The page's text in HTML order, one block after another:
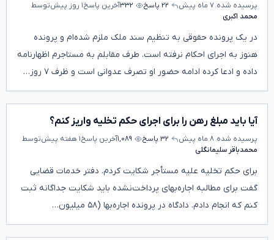
پرسیده شده ۷ ماه پیش ۲۲ پاسخ ۳۳۲آخرین پاسخ۱ روز پیش
توسط
محمد اکبری
در یک پرونده حقوقی به تنظیم سند ملک ملزم شده‌ام و پرونده
هنوز به اجرای احکام نرفته است. طرف مقابلم به مستاجرم اظهارنامه
داده و ادعا کرده ادامه حضور او تصرف عدوانی است و ظرف ۷ روز…
آیا باید مبلغ رهن را برای اجرای حکم تخلیه واریز کنم؟
پرسیده شده ۸ ماه پیش ۳۲ پاسخ ۱,۰۸۹آخرین پاسخ۱ هفته پیش
توسط
محمدباقر سلیمانگلی
برای حکم تخلیه علیه مستأجر شکایت کردم. دفتر خدمات قضایی
گفت برای مطالبه اجاره‌بهای پرداخت‌نشده باید شکایت جداگانه ثبت
کنم که انجام دادم. دادگاه در پرونده اجاره‌بها (۵۸ میلیون…